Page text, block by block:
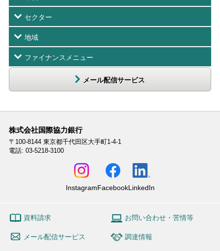
セクター
地域
ファイナンスメニュー
メール配信サービス
株式会社国際協力銀行
〒100-8144 東京都千代田区大手町1-4-1
電話: 03-5218-3100
InstagramFacebookLinkedIn
資料請求 お問い合わせ・苦情等
メール配信サービス 調達情報